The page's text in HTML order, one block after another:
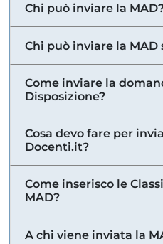
Chi può inviare la
Chi può inviare la MAD
Come inviare la
Disposizione?
Cosa devo fare per
Docenti.it?
Come inserisco le
MAD?
A chi viene inviata la